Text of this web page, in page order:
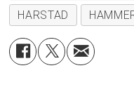
HARSTAD